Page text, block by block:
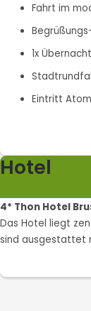
Fahrt im
1x
Eintritt
Hotel
4* Thon Hotel
Das Hotel liegt
sind ausgestattet